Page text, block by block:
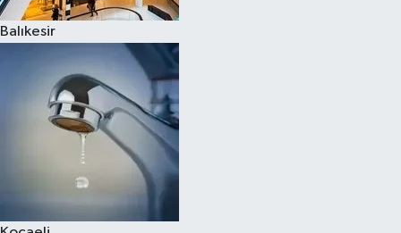
Balıkesir